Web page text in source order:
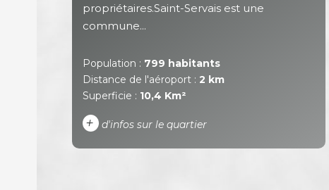
propriétaires.Saint-Servais est une
commune...
Population : 799 habitants
Distance de l'aéroport : 2 km
Superficie : 10,4 Km²
+ d'infos sur le quartier